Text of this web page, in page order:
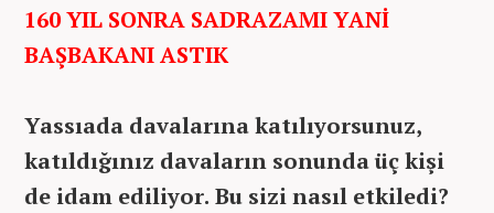
160 YIL SONRA SADRAZAMI YANİ
BAŞBAKANI ASTIK
Yassıada davalarına katılıyorsunuz,
katıldığınız davaların sonunda üç kişi
de idam ediliyor. Bu sizi nasıl etkiledi?